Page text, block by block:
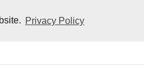
Privacy Policy